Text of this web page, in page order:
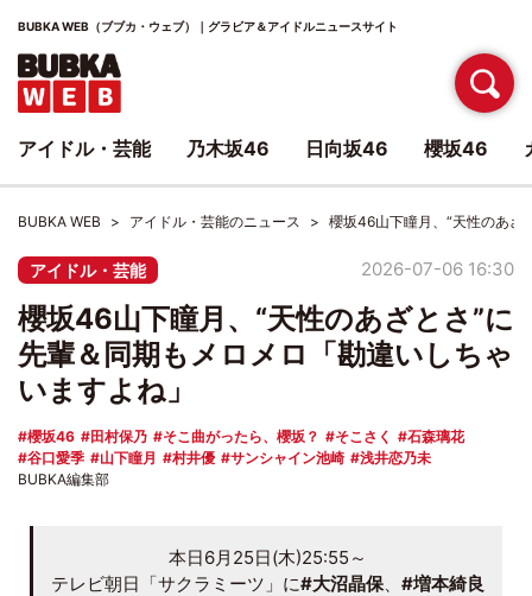
BUBKA WEB（ブブカ・ウェブ）｜グラビア＆アイドルニュースサイト
BUBKA WEB アイドル・芸能のニュース 櫻坂46山下瞳月、“天性のあざ
アイドル・芸能 2026-07-06 16:30
櫻坂46山下瞳月、“天性のあざとさ”に
先輩＆同期もメロメロ「勘違いしちゃ
いますよね」
櫻坂46 田村保乃 そこ曲がったら、櫻坂？ そこさく
石森璃花
谷口愛季
山下瞳月 村井優 サンシャイン池崎
浅井恋乃未
BUBKA編集部
本日6月25日(木)25:55～
テレビ朝日「サクラミーツ」に#大沼晶保、 #増本綺良
アイドル・芸能 乃木坂46 日向坂46 櫻坂46